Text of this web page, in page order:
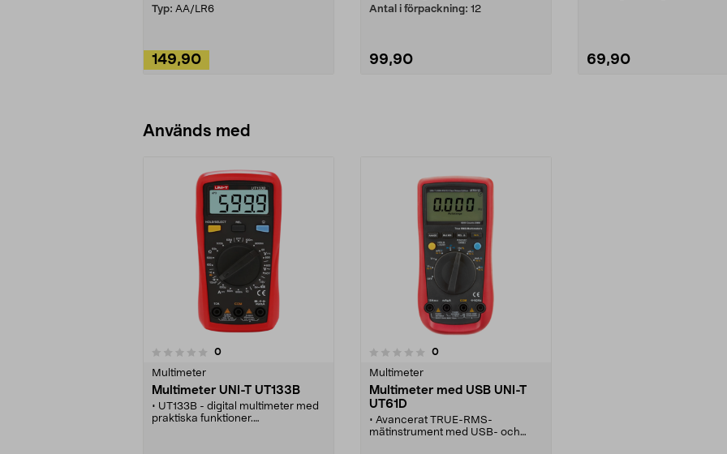
Typ: AA/LR6
149,90
Antal i förpackning: 12
99,90 69,90
Används med
0recensioner
Multimeter
Multimeter UNI-T UT133B
• UT133B - digital multimeter med
praktiska funktioner.
0.0 av 5 stjärnor 0recensioner
Multimeter
Multimeter med USB UNI-T
UT61D
• Avancerat TRUE-RMS-
mätinstrument med USB- och